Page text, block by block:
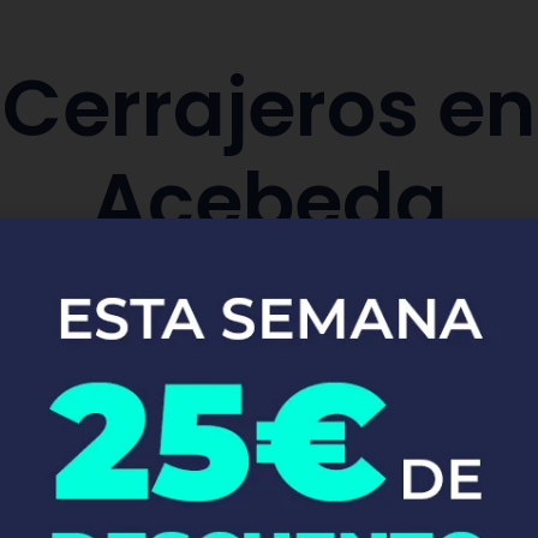
Cerrajeros en
Acebeda
y sustitución de cerraduras de
Pide tu presupuesto ya